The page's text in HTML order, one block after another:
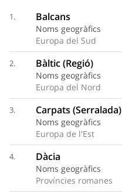
1. Balcans
Noms geogràfics
Europa del Sud
2. Bàltic (Regió)
Noms geogràfics
Europa del Nord
3. Carpats (Serralada)
Noms geogràfics
Europa de l'Est
4. Dàcia
Noms geogràfics
Províncies romanes